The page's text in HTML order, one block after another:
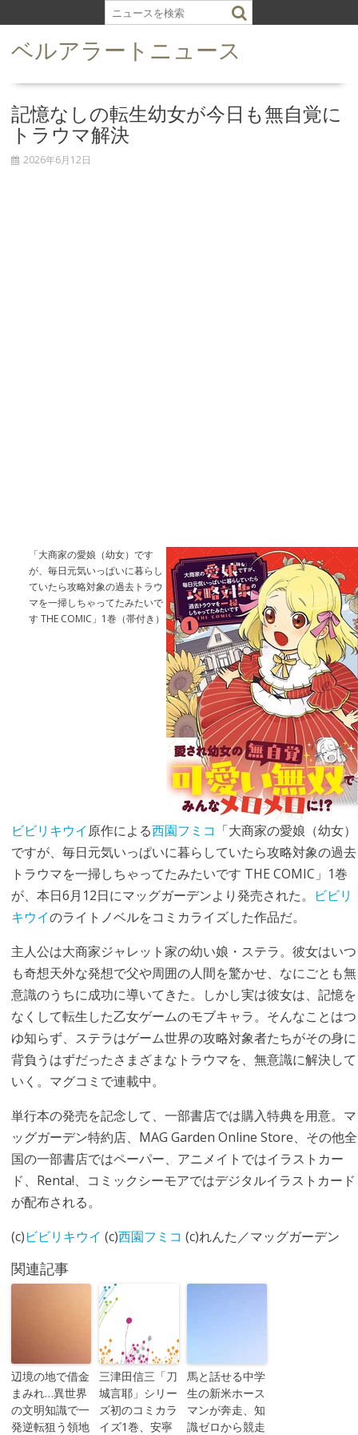
k
ベルアラートニュース
記憶なしの転生幼女が今日も無自覚に
トラウマ解決
2026年6月12日
「大商家の愛娘（幼女）です
が、毎日元気いっぱいに暮らし
ていたら攻略対象の過去トラウ
マを一掃しちゃってたみたいで
す THE COMIC」1巻（帯付き）
ビビリキウイ原作による西園フミコ 「大商家の愛娘（幼女）
ですが、毎日元気いっぱいに暮らしていたら攻略対象の過去
トラウマを一掃しちゃってたみたいです THE COMIC」1巻
が、本日6月12日にマッグガーデンより発売された。
ビビリ
キウイのライトノベルをコミカライズした作品だ。
主人公は大商家ジャレット家の幼い娘・ステラ。彼女はいつ
も奇想天外な発想で父や周囲の人間を驚かせ、なにごとも無
意識のうちに成功に導いてきた。しかし実は彼女は、記憶を
なくして転生した乙女ゲームのモブキャラ。そんなことはつ
ゆ知らず、ステラはゲーム世界の攻略対象者たちがその身に
背負うはずだったさまざまなトラウマを、無意識に解決して
いく。マグコミで連載中。
単行本の発売を記念して、一部書店では購入特典を用意。マ
ッグガーデン特約店、MAG Garden Online Store、その他全
国の一部書店ではペーパー、アニメイトではイラストカー
ド、Renta!、コミックシーモアではデジタルイラストカード
が配布される。
(c)ビビリキウイ (c)西園フミコ (c)れんた／マッグガーデン
関連記事
辺境の地で借金
まみれ…異世界
の文明知識で一
発逆転狙う領地
三津田信三「刀
城言耶」シリー
ズ初のコミカラ
イズ1巻、安寧
馬と話せる中学
生の新米ホース
マンが奔走、知
識ゼロから競走